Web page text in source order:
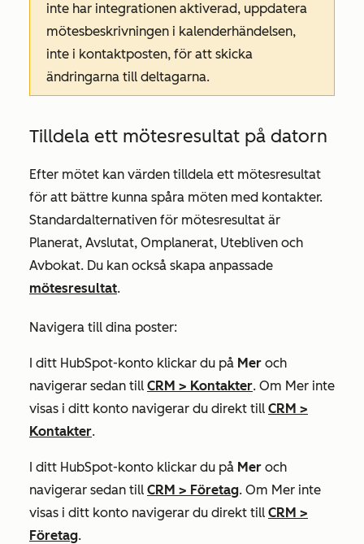
inte har integrationen aktiverad, uppdatera
mötesbeskrivningen i kalenderhändelsen,
inte i kontaktposten, för att skicka
ändringarna till deltagarna.
Tilldela ett mötesresultat på datorn
Efter mötet kan värden tilldela ett mötesresultat
för att bättre kunna spåra möten med kontakter.
Standardalternativen för mötesresultat är
Planerat, Avslutat, Omplanerat, Utebliven och
Avbokat. Du kan också skapa anpassade
mötesresultat.
Navigera till dina poster:
I ditt HubSpot-konto klickar du på Mer och
navigerar sedan till CRM > Kontakter. Om Mer inte
visas i ditt konto navigerar du direkt till CRM >
Kontakter.
I ditt HubSpot-konto klickar du på Mer och
navigerar sedan till CRM > Företag. Om Mer inte
visas i ditt konto navigerar du direkt till CRM >
Företag.